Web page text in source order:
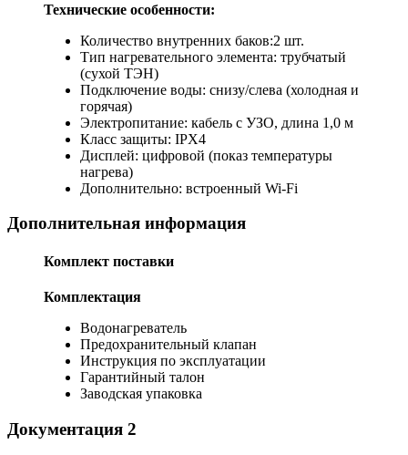
Технические особенности:
Количество внутренних баков:2 шт.
Тип нагревательного элемента: трубчатый
(сухой ТЭН)
Подключение воды: снизу/слева (холодная и
горячая)
Электропитание: кабель с УЗО, длина 1,0 м
Класс защиты: IPX4
Дисплей: цифровой (показ температуры
нагрева)
Дополнительно: встроенный Wi-Fi
Дополнительная информация
Комплект поставки
Комплектация
Водонагреватель
Предохранительный клапан
Инструкция по эксплуатации
Гарантийный талон
Заводская упаковка
Документация 2